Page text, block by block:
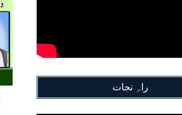
راہِ نجات